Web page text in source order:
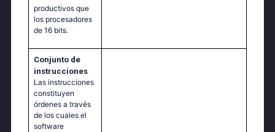
productivos que
los procesadores
de 16 bits.
Conjunto de
instrucciones
Las instrucciones
constituyen
órdenes a través
de los cuales el
software